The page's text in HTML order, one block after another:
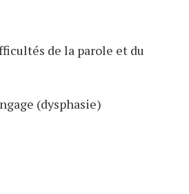
de la parole et du
(dysphasie)